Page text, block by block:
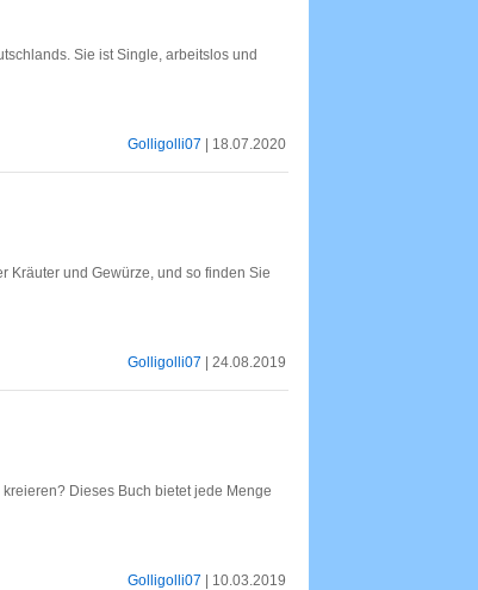
Sie ist Single, arbeitslos und
Golligolli07 | 18.07.2020
Kräuter und Gewürze, und so finden Sie
Golligolli07 | 24.08.2019
Dieses Buch bietet jede Menge
Golligolli07 | 10.03.2019